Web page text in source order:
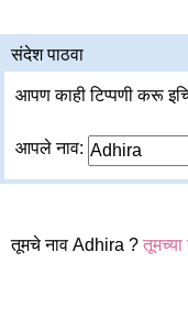
संदेश पाठवा
आपण काही टिप्पणी करू
आपले नाव:
तूमचे नाव Adhira ? तूमच्या